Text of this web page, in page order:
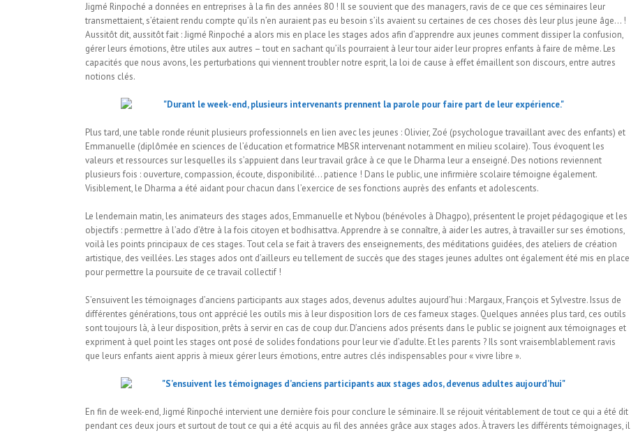
Jigmé Rinpoché a données en entreprises à la fin des années 80 ! Il se souvient que des managers, ravis de ce que ces séminaires leur
transmettaient, s’étaient rendu compte qu’ils n’en auraient pas eu besoin s’ils avaient su certaines de ces choses dès leur plus jeune âge… !
Aussitôt dit, aussitôt fait : Jigmé Rinpoché a alors mis en place les stages ados afin d’apprendre aux jeunes comment dissiper la confusion,
gérer leurs émotions, être utiles aux autres – tout en sachant qu’ils pourraient à leur tour aider leur propres enfants à faire de même. Les
capacités que nous avons, les perturbations qui viennent troubler notre esprit, la loi de cause à effet émaillent son discours, entre autres
notions clés.
Plus tard, une table ronde réunit plusieurs professionnels en lien avec les jeunes : Olivier, Zoé (psychologue travaillant avec des enfants) et
Emmanuelle (diplômée en sciences de l’éducation et formatrice MBSR intervenant notamment en milieu scolaire). Tous évoquent les
valeurs et ressources sur lesquelles ils s’appuient dans leur travail grâce à ce que le Dharma leur a enseigné. Des notions reviennent
plusieurs fois : ouverture, compassion, écoute, disponibilité… patience ! Dans le public, une infirmière scolaire témoigne également.
Visiblement, le Dharma a été aidant pour chacun dans l’exercice de ses fonctions auprès des enfants et adolescents.
Le lendemain matin, les animateurs des stages ados, Emmanuelle et Nybou (bénévoles à Dhagpo), présentent le projet pédagogique et les
objectifs : permettre à l’ado d’être à la fois citoyen et bodhisattva. Apprendre à se connaître, à aider les autres, à travailler sur ses émotions,
voilà les points principaux de ces stages. Tout cela se fait à travers des enseignements, des méditations guidées, des ateliers de création
artistique, des veillées. Les stages ados ont d’ailleurs eu tellement de succès que des stages jeunes adultes ont également été mis en place
pour permettre la poursuite de ce travail collectif !
S’ensuivent les témoignages d’anciens participants aux stages ados, devenus adultes aujourd’hui : Margaux, François et Sylvestre. Issus de
différentes générations, tous ont apprécié les outils mis à leur disposition lors de ces fameux stages. Quelques années plus tard, ces outils
sont toujours là, à leur disposition, prêts à servir en cas de coup dur. D’anciens ados présents dans le public se joignent aux témoignages et
expriment à quel point les stages ont posé de solides fondations pour leur vie d’adulte. Et les parents ? Ils sont vraisemblablement ravis
que leurs enfants aient appris à mieux gérer leurs émotions, entre autres clés indispensables pour « vivre libre ».
En fin de week-end, Jigmé Rinpoché intervient une dernière fois pour conclure le séminaire. Il se réjouit véritablement de tout ce qui a été dit
pendant ces deux jours et surtout de tout ce qui a été acquis au fil des années grâce aux stages ados. À travers les différents témoignages, il